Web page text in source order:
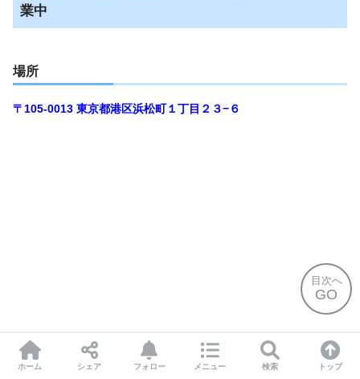
目次へ
GO
業中
場所
〒105-0013 東京都港区浜松町１丁目２３−６
ホーム シェア フォロー メニュー 検索 トップ